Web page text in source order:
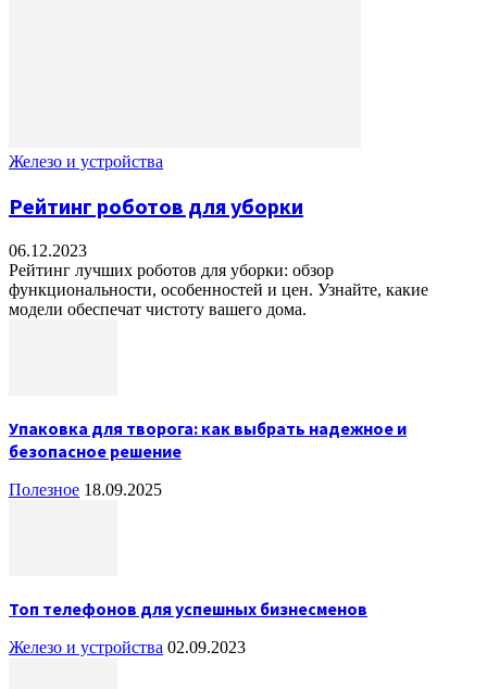
Железо и устройства
Рейтинг роботов для уборки
06.12.2023
Рейтинг лучших роботов для уборки: обзор
функциональности, особенностей и цен. Узнайте, какие
модели обеспечат чистоту вашего дома.
Упаковка для творога: как выбрать надежное и
безопасное решение
Полезное 18.09.2025
Топ телефонов для успешных бизнесменов
Железо и устройства 02.09.2023